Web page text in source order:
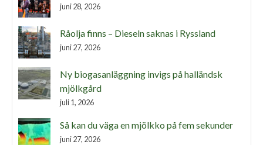
juni 28, 2026
Råolja finns – Dieseln saknas i Ryssland
juni 27, 2026
Ny biogasanläggning invigs på halländsk
mjölkgård
juli 1, 2026
Så kan du väga en mjölkko på fem sekunder
juni 27, 2026